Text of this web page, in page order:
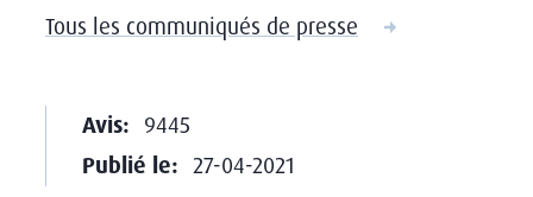
Tous les communiqués de presse
Avis: 9445
Publié le: 27-04-2021